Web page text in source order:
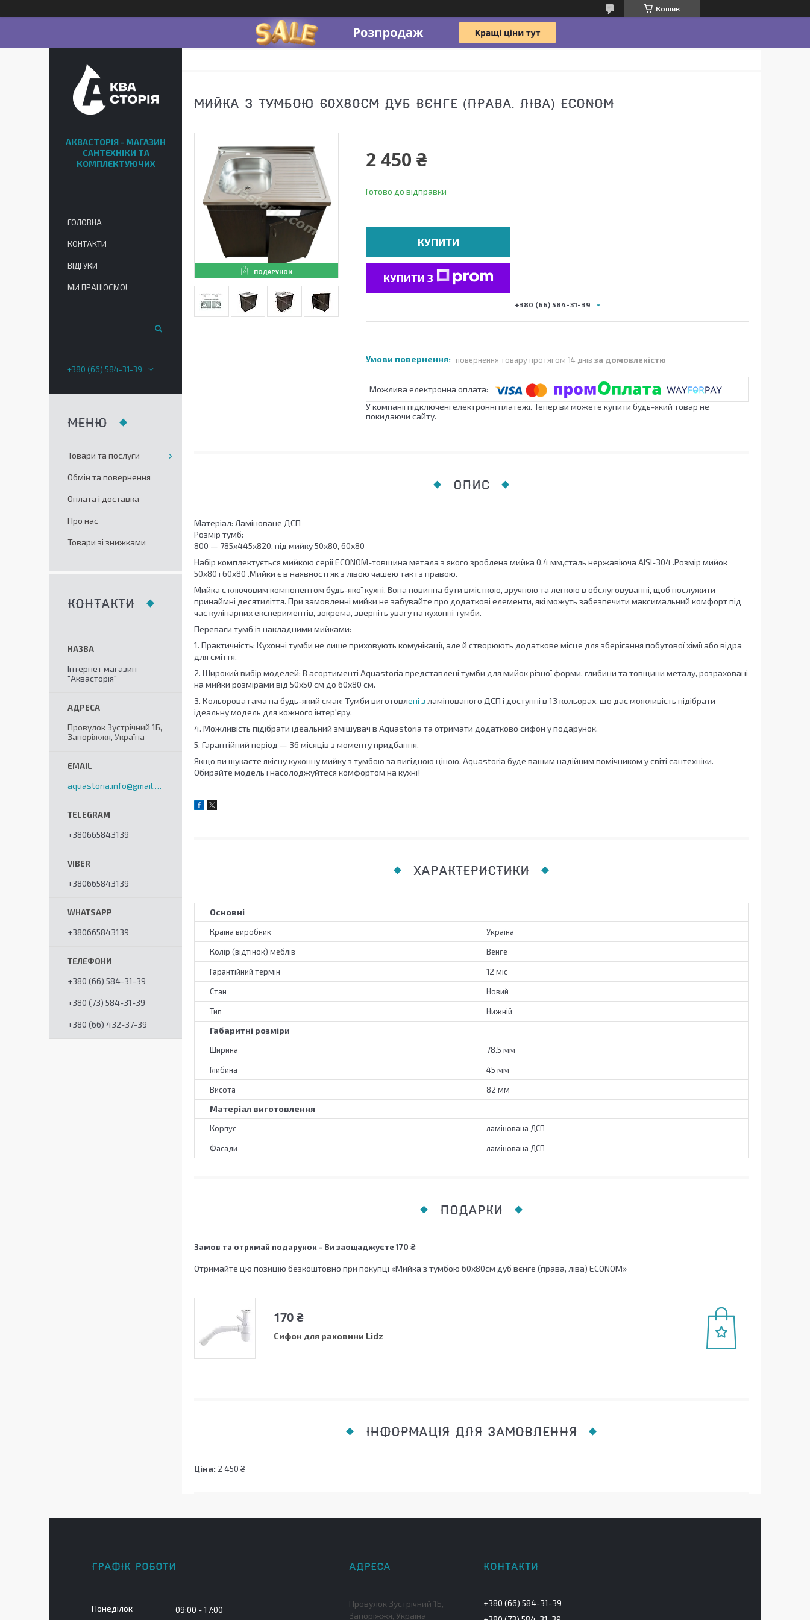
Кошик
МИЙКА З ТУМБОЮ 60Х80СМ ДУБ ВЄНГЕ (ПРАВА, ЛІВА) ECONOM
ПОДАРУНОК
2 450 ₴
Готово до відправки
КУПИТИ
КУПИТИ З
+380 (66) 584-31-39
повернення товару протягом 14 днів за домовленістю
У компанії підключені електронні платежі. Тепер ви можете купити будь-який товар не
покидаючи сайту.
ОПИС
Матеріал: Ламіноване ДСП
Розмір тумб:
800 — 785х445х820, під мийку 50х80, 60х80
Набір комплектується мийкою серіі ECONOM-товщина метала з якого зроблена мийка 0.4 мм,сталь нержавіюча AISI-304 .Розмір мийок
50х80 і 60х80 .Мийки є в наявності як з лівою чашею так і з правою.
Мийка є ключовим компонентом будь-якої кухні. Вона повинна бути вмісткою, зручною та легкою в обслуговуванні, щоб послужити
принаймні десятиліття. При замовленні мийки не забувайте про додаткові елементи, які можуть забезпечити максимальний комфорт під
час кулінарних експериментів, зокрема, зверніть увагу на кухонні тумби.
Переваги тумб із накладними мийками:
1. Практичність: Кухонні тумби не лише приховують комунікації, але й створюють додаткове місце для зберігання побутової хімії або відра
для сміття.
2. Широкий вибір моделей: В асортименті Aquastoria представлені тумби для мийок різної форми, глибини та товщини металу, розраховані
на мийки розмірами від 50х50 см до 60х80 см.
3. Кольорова гама на будь-який смак: Тумби виготовлені з ламінованого ДСП і доступні в 13 кольорах, що дає можливість підібрати
ідеальну модель для кожного інтер'єру.
4. Можливість підібрати ідеальний змішувач в Aquastoria та отримати додатково сифон у подарунок.
5. Гарантійний період — 36 місяців з моменту придбання.
Якщо ви шукаєте якісну кухонну мийку з тумбою за вигідною ціною, Aquastoria буде вашим надійним помічником у світі сантехніки.
Обирайте модель і насолоджуйтеся комфортом на кухні!
ХАРАКТЕРИСТИКИ
Основні
Країна виробник Україна
Колір (відтінок) меблів Венге
Гарантійний термін 12 міс
Стан Новий
Тип Нижній
Габаритні розміри
Ширина 78.5 мм
Глибина 45 мм
Висота 82 мм
Матеріал виготовлення
Корпус ламінована ДСП
Фасади ламінована ДСП
ПОДАРКИ
Замов та отримай подарунок Ви заощаджуєте 170 ₴
Отримайте цю позицію безкоштовно при покупці «Мийка з тумбою 60х80см дуб вєнге (права, ліва) ECONOM»
170 ₴
Сифон для раковини Lidz
ІНФОРМАЦІЯ ДЛЯ ЗАМОВЛЕННЯ
Ціна: 2 450 ₴
АКВАСТОРІЯ - МАГАЗИН
САНТЕХНІКИ ТА
КОМПЛЕКТУЮЧИХ
ГОЛОВНА
КОНТАКТИ
ВІДГУКИ
МИ ПРАЦЮЄМО!
+380 (66) 584-31-39
Товари та послуги
Обмін та повернення
Оплата і доставка
Про нас
Товари зі знижками
КОНТАКТИ
Інтернет магазин
"Аквасторія"
Провулок Зустрічний 1Б,
Запоріжжя, Україна
aquastoria.info@gmail.com
+380665843139
+380665843139
+380665843139
+380 (66) 584-31-39
+380 (73) 584-31-39
+380 (66) 432-37-39
ГРАФІК РОБОТИ
Понеділок 09:00 17:00
Провулок Зустрічний 1Б,
Запоріжжя, Україна
+380 (66) 584-31-39